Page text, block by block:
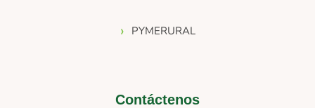
PYMERURAL
Contáctenos